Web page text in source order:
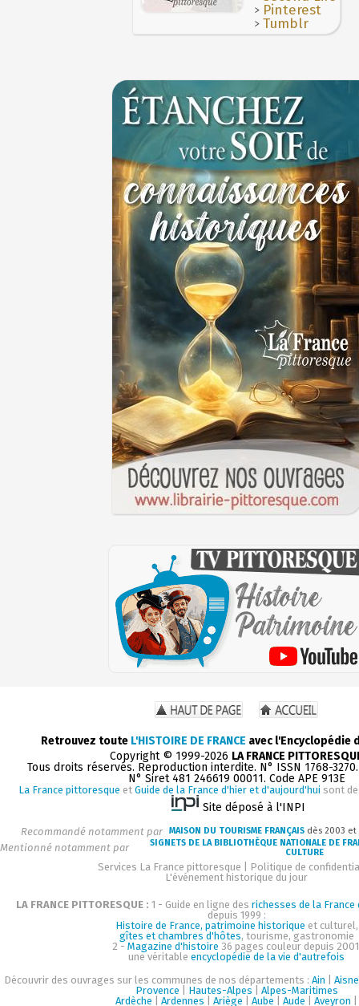
> Pinterest
>Tumblr
Retrouvez toute L'HISTOIRE DE FRANCE avec l'Encyclopédie
Copyright © 1999-2026 LA FRANCE
Tous droits réservés. Reproduction interdite. N° ISSN 1768-
N° Siret 481 246619 00011. Code APE 913E
La France pittoresque et Guide de la France d'hier et d'aujourd'hui sont
Site déposé à l'INPI
Recommandé notamment par MAISON DU TOURISME FRANÇAIS dès 2003 et
Mentionné notamment par
SIGNETS DE LA BIBLIOTHÈQUE NATIONALE DE
CULTURE
Services La France pittoresque
Politique de
L'événement historique du jour
LA FRANCE PITTORESQUE : 1 - Guide en ligne des richesses de la
depuis 1999 :
Histoire de France, patrimoine historique et culturel,
gîtes et chambres d'hôtes, tourisme, gastronomie
2 - Magazine d'histoire 36 pages couleur depuis
une véritable encyclopédie de la vie d'autrefois
Découvrir des ouvrages sur les communes de nos départements : Ain
Aisne
Provence
Hautes-Alpes
Alpes-Maritimes
Ardèche
Ardennes Ariège Aube Aude Aveyron